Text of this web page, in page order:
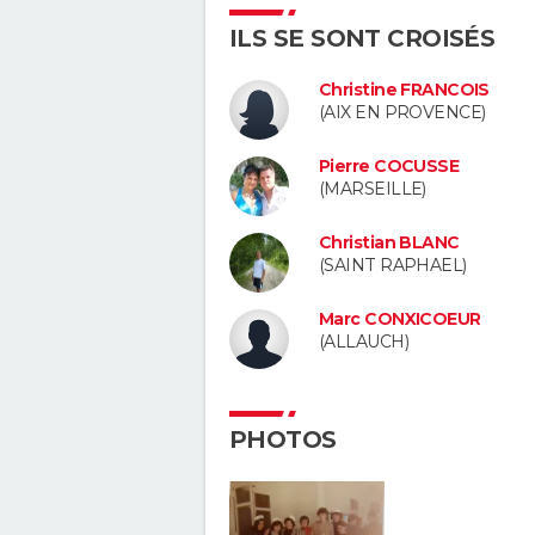
ILS SE SONT CROISÉS
Christine FRANCOIS
(AIX EN PROVENCE)
Pierre COCUSSE
(MARSEILLE)
Christian BLANC
(SAINT RAPHAEL)
Marc CONXICOEUR
(ALLAUCH)
PHOTOS